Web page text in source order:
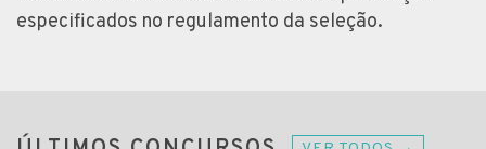
especificados no regulamento da seleção.